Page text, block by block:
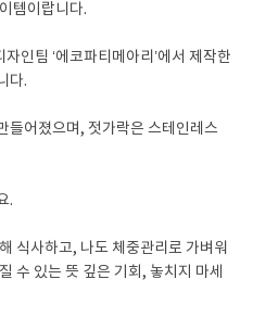
템이랍니다.
인팀 ‘에코파티메아리’에서 제작한
다.
들어졌으며, 젓가락은 스테인레스
.
식사하고, 나도 체중관리로 가벼워
수 있는 뜻 깊은 기회, 놓치지 마세